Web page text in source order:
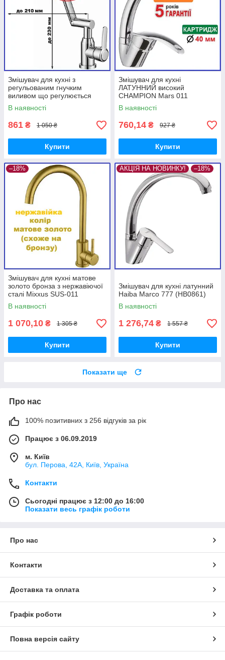
Змішувач для кухні з
регульованим гнучким
виливом що регулюється
Zerix Eza-001-FX Chrome
(ZX6146)
В наявності
861 ₴ 1 050 ₴
Купити
Змішувач для кухні
ЛАТУННИЙ високий
CHAMPION Mars 011
(CH0210) Марс
В наявності
760,14 ₴ 927 ₴
Купити
–18%
Змішувач для кухні матове
золото бронза з нержавіючої
сталі Mixxus SUS-011
Brushed Gold (MI8435)
В наявності
1 070,10 ₴ 1 305 ₴
Купити
АКЦІЯ НА НОВИНКУ! –18%
Змішувач для кухні латунний
Haiba Marco 777 (HB0861)
В наявності
1 276,74 ₴ 1 557 ₴
Купити
Показати ще
Про нас
100% позитивних з 256 відгуків за рік
Працює з 06.09.2019
м. Київ
бул. Перова, 42А, Київ, Україна
Контакти
Сьогодні працює з 12:00 до 16:00
Показати весь графік роботи
Про нас
Контакти
Доставка та оплата
Графік роботи
Повна версія сайту